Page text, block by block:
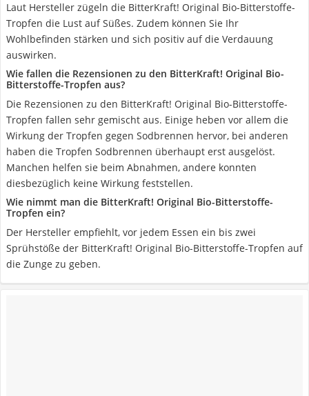
Laut Hersteller zügeln die BitterKraft! Original Bio-Bitterstoffe-
Tropfen die Lust auf Süßes. Zudem können Sie Ihr
Wohlbefinden stärken und sich positiv auf die Verdauung
auswirken.
Wie fallen die Rezensionen zu den BitterKraft! Original Bio-
Bitterstoffe-Tropfen aus?
Die Rezensionen zu den BitterKraft! Original Bio-Bitterstoffe-
Tropfen fallen sehr gemischt aus. Einige heben vor allem die
Wirkung der Tropfen gegen Sodbrennen hervor, bei anderen
haben die Tropfen Sodbrennen überhaupt erst ausgelöst.
Manchen helfen sie beim Abnahmen, andere konnten
diesbezüglich keine Wirkung feststellen.
Wie nimmt man die BitterKraft! Original Bio-Bitterstoffe-
Tropfen ein?
Der Hersteller empfiehlt, vor jedem Essen ein bis zwei
Sprühstöße der BitterKraft! Original Bio-Bitterstoffe-Tropfen auf
die Zunge zu geben.